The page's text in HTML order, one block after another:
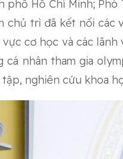
phố Hồ Chí Minh;
chủ trì đã kết nối
cơ học và các
cá nhân tham gia
nghiên cứu khoa